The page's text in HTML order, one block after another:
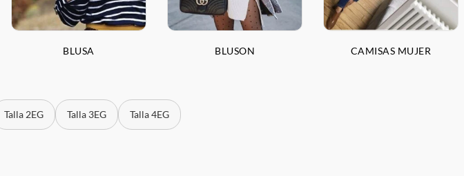
BLUSA BLUSON CAMISAS MUJER
Talla 2EG Talla 3EG Talla 4EG